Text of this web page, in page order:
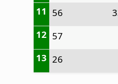
11 56
12 57
13 26